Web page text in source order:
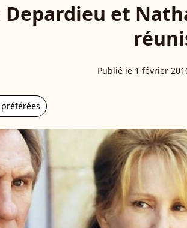
Depardieu et
Publié le 1 février